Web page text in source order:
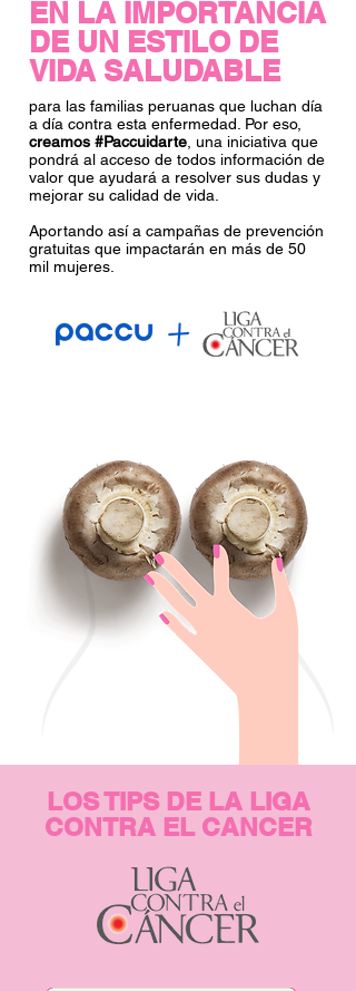
EN LA IMPORTANCIA
DE UN ESTILO DE
VIDA SALUDABLE
para las familias peruanas que luchan día
a día contra esta enfermedad. Por eso,
creamos #Paccuidarte , una iniciativa que
pondrá al acceso de todos información de
valor que ayudará a resolver sus dudas y
mejorar su calidad de vida.
Aportando así a campañas de prevención
gratuitas que impactarán en más de 50
mil mujeres.
LOS TIPS DE LA LIGA
CONTRA EL CANCER